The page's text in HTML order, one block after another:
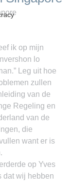
ik op mijn
lo
Leg uit hoe
zullen
van de
Regeling en
van de
die
want er is
op Yves
dat wij hebben